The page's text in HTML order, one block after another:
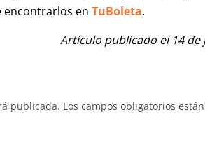
encontrarlos en TuBoleta.
Artículo publicado el 14 de
publicada. Los campos obligatorios